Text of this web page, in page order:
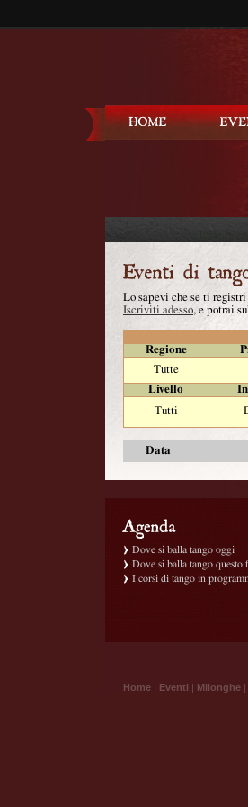
Lo sapevi che se ti
Iscriviti adesso, e potrai
Regione
Tutte
Livello
Tutti
Data
Dove si balla tango oggi
Dove si balla tango questo
I corsi di tango in
Home | Eventi | Milonghe |